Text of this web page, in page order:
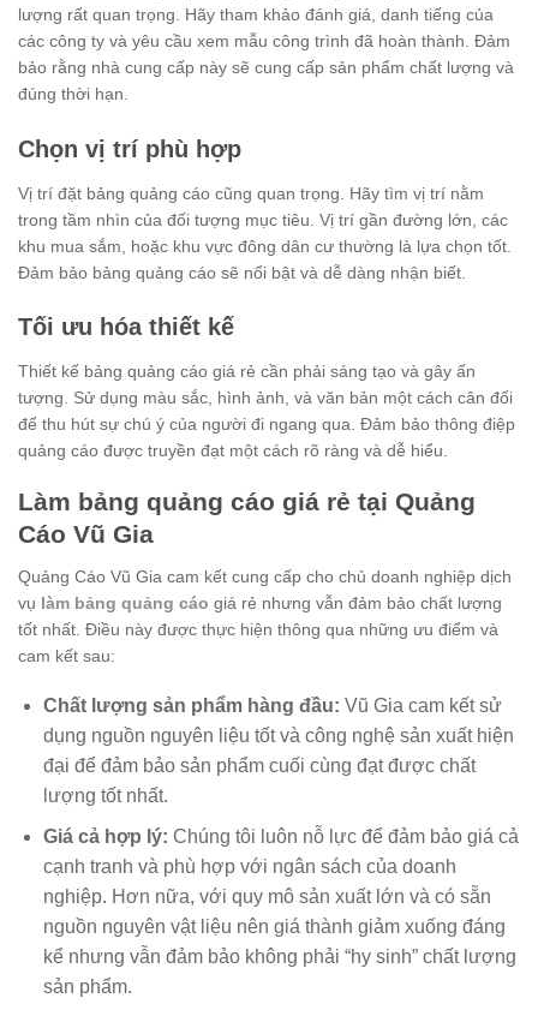
lượng rất quan trọng. Hãy tham khảo đánh giá, danh tiếng của
các công ty và yêu cầu xem mẫu công trình đã hoàn thành. Đảm
bảo rằng nhà cung cấp này sẽ cung cấp sản phẩm chất lượng và
đúng thời hạn.
Chọn vị trí phù hợp
Vị trí đặt bảng quảng cáo cũng quan trọng. Hãy tìm vị trí nằm
trong tầm nhìn của đối tượng mục tiêu. Vị trí gần đường lớn, các
khu mua sắm, hoặc khu vực đông dân cư thường là lựa chọn tốt.
Đảm bảo bảng quảng cáo sẽ nổi bật và dễ dàng nhận biết.
Tối ưu hóa thiết kế
Thiết kế bảng quảng cáo giá rẻ cần phải sáng tạo và gây ấn
tượng. Sử dụng màu sắc, hình ảnh, và văn bản một cách cân đối
để thu hút sự chú ý của người đi ngang qua. Đảm bảo thông điệp
quảng cáo được truyền đạt một cách rõ ràng và dễ hiểu.
Làm bảng quảng cáo giá rẻ tại Quảng
Cáo Vũ Gia
Quảng Cáo Vũ Gia cam kết cung cấp cho chủ doanh nghiệp dịch
vụ làm bảng quảng cáo giá rẻ nhưng vẫn đảm bảo chất lượng
tốt nhất. Điều này được thực hiện thông qua những ưu điểm và
cam kết sau:
Chất lượng sản phẩm hàng đầu: Vũ Gia cam kết sử
dụng nguồn nguyên liệu tốt và công nghệ sản xuất hiện
đại để đảm bảo sản phẩm cuối cùng đạt được chất
lượng tốt nhất.
Giá cả hợp lý: Chúng tôi luôn nỗ lực để đảm bảo giá cả
cạnh tranh và phù hợp với ngân sách của doanh
nghiệp. Hơn nữa, với quy mô sản xuất lớn và có sẵn
nguồn nguyên vật liệu nên giá thành giảm xuống đáng
kể nhưng vẫn đảm bảo không phải “hy sinh” chất lượng
sản phẩm.